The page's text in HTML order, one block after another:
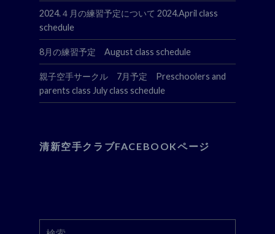
2024.４月の練習予定について 2024.April class
schedule
8月の練習予定 August class schedule
親子空手サークル 7月予定 Preschoolers and
parents class July class schedule
清新空手クラブFACEBOOKページ